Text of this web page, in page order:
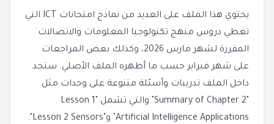
يحتوي هذا الملف على العديد من نماذج امتحانات ICT التي
تغطي دروس منهج تكنولوجيا المعلومات والاتصالات
المقررة لشهر مارس 2026، وكذلك بعض المراجعات
على شهر فبراير حسب ما أظهره الملف الأصلي. ستجد
داخل الملف تدريبات وأسئلة متنوعة على وحدات مثل
"Summary of Chapter 2" والتي تشمل "Lesson 1
Artificial Intelligence Applications" و"Lesson 2 Sensors".